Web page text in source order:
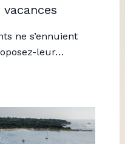
ne s’ennuient
leur…